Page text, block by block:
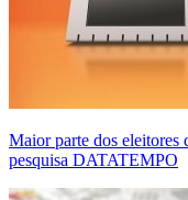
Maior parte dos eleitores
pesquisa DATATEMPO